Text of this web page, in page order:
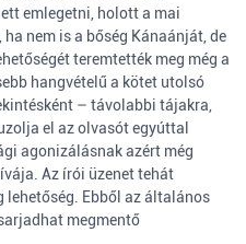
emlegetni, holott a mai
nem is a bőség Kánaánját, de
teremtették meg még a
hangvételű a kötet utolsó
– távolabbi tájakra,
el az olvasót egyúttal
agonizálásnak azért még
Az írói üzenet tehát
lehetőség. Ebből az általános
megmentő